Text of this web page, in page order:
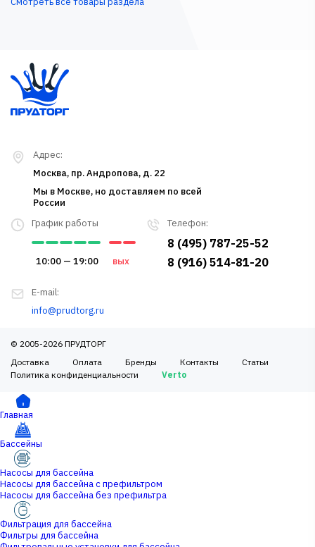
Телефон:
8 (495) 787-25-52
8 (916) 514-81-20
График работы
10:00 — 19:00 вых
E-mail:
info@prudtorg.ru
Адрес:
Москва, пр. Андропова, д. 22
Мы в Москве, но доставляем по всей
России
© 2005-2026 ПРУДТОРГ
Доставка
Оплата Бренды Контакты
Статьи
Политика конфиденциальности
Verto
Главная
Бассейны
Насосы для бассейна
Насосы для бассейна с префильтром
Насосы для бассейна без префильтра
Фильтрация для бассейна
Фильтры для бассейна